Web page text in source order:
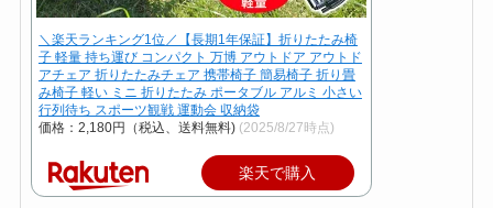
＼楽天ランキング1位／【長期1年保証】折りたたみ椅
子 軽量 持ち運び コンパクト 万博 アウトドア アウトド
アチェア 折りたたみチェア 携帯椅子 簡易椅子 折り畳
み椅子 軽い ミニ 折りたたみ ポータブル アルミ 小さい
行列待ち スポーツ観戦 運動会 収納袋
価格：2,180円（税込、送料無料) (2025/8/27時点)
楽天で購入